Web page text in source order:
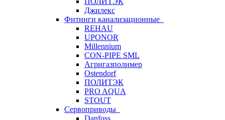
Джилекс
Фитинги канализационные
REHAU
UPONOR
Millennium
CON-PIPE SML
Агригазполимер
Ostendorf
ПОЛИТЭК
PRO AQUA
STOUT
Сервоприводы
Danfoss